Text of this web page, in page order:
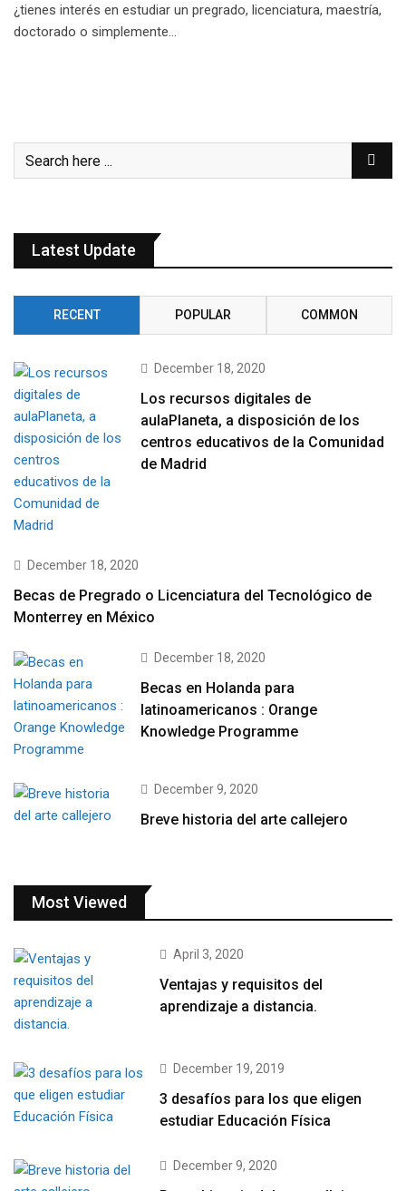
¿tienes interés en estudiar un pregrado, licenciatura, maestría,
doctorado o simplemente…
Latest Update
RECENT POPULAR COMMON
December 18, 2020
Los recursos digitales de
aulaPlaneta, a disposición de los
centros educativos de la Comunidad
de Madrid
December 18, 2020
Becas de Pregrado o Licenciatura del Tecnológico de
Monterrey en México
December 18, 2020
Becas en Holanda para
latinoamericanos : Orange
Knowledge Programme
December 9, 2020
Breve historia del arte callejero
Most Viewed
April 3, 2020
Ventajas y requisitos del
aprendizaje a distancia.
December 19, 2019
3 desafíos para los que eligen
estudiar Educación Física
December 9, 2020